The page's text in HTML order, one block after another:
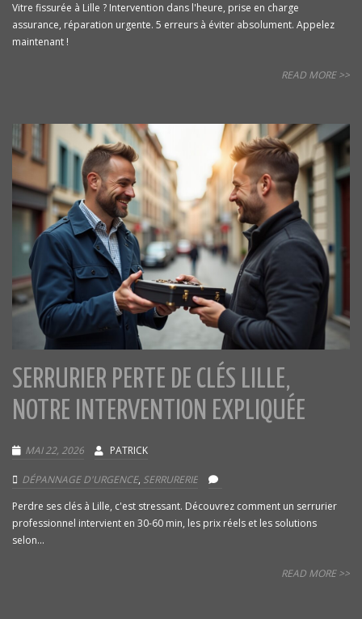
Vitre fissurée à Lille ? Intervention dans l'heure, prise en charge
assurance, réparation urgente. 5 erreurs à éviter absolument. Appelez
maintenant !
READ MORE >>
SERRURIER PERTE DE CLÉS LILLE,
NOTRE INTERVENTION EXPLIQUÉE
MAI 22, 2026 PATRICK
DÉPANNAGE D'URGENCE, SERRURERIE
Perdre ses clés à Lille, c'est stressant. Découvrez comment un serrurier
professionnel intervient en 30-60 min, les prix réels et les solutions
selon...
READ MORE >>